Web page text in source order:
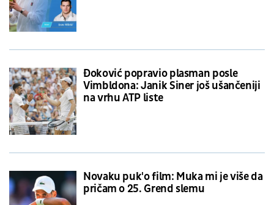
Đoković popravio plasman posle
Vimbldona: Janik Siner još ušančeniji
na vrhu ATP liste
Novaku puk'o film: Muka mi je više da
pričam o 25. Grend slemu